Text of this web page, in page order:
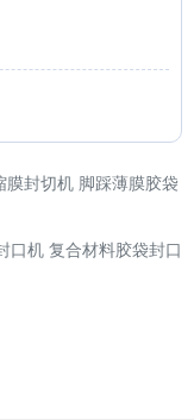
膜封切机 脚踩薄膜胶袋
口机 复合材料胶袋封口